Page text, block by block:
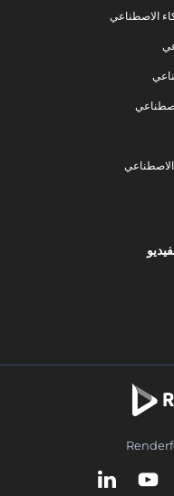
الاصطناعي